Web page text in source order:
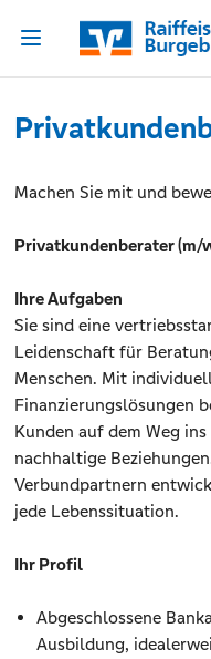
Machen Sie mit und
Privatkundenberater (m/
Ihre Aufgaben
Sie sind eine
Leidenschaft für
Menschen. Mit
Finanzierungslösungen
Kunden auf dem Weg
nachhaltige
Verbundpartnern
jede Lebenssituation.
Ihr Profil
Abgeschlossene
Ausbildung,